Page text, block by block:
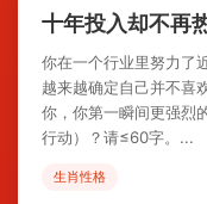
十年投入却不再
你在一个行业里努力了
越来越确定自己并不喜
你，你第一瞬间更强烈
行动）？请≤60字。...
生肖性格